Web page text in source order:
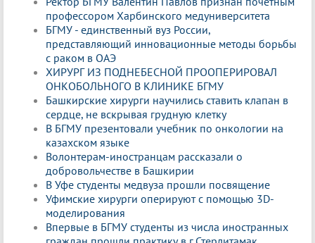
профессором Харбинского медуниверситета
БГМУ - единственный вуз России,
представляющий инновационные методы борьбы
с раком в ОАЭ
ХИРУРГ ИЗ ПОДНЕБЕСНОЙ ПРООПЕРИРОВАЛ
ОНКОБОЛЬНОГО В КЛИНИКЕ БГМУ
Башкирские хирурги научились ставить клапан в
сердце, не вскрывая грудную клетку
В БГМУ презентовали учебник по онкологии на
казахском языке
Волонтерам-иностранцам рассказали о
добровольчестве в Башкирии
В Уфе студенты медвуза прошли посвящение
Уфимские хирурги оперируют с помощью 3D-
моделирования
Впервые в БГМУ студенты из числа иностранных